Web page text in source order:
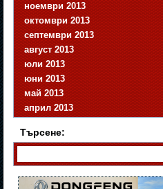
ноември 2013
октомври 2013
септември 2013
август 2013
юли 2013
юни 2013
май 2013
април 2013
Търсене: